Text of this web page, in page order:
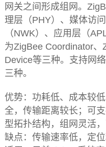
网关之间形成组网。
理层（PHY）、媒体访
（NWK）、应用层（
为ZigBee Coordinator
Device等三种。支持网
三种。
优势：功耗低、成本较
全，传输距离较长；可
型拓扑结构，组网灵活
缺点：传输速率低，定